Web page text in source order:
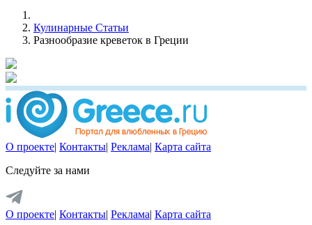
Кулинарные Статьи
Разнообразие креветок в Греции
О проекте| Контакты| Реклама| Карта сайта
Следуйте за нами
О проекте| Контакты| Реклама| Карта сайта